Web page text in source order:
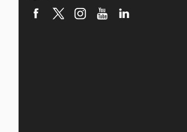
robótica FIRST 2026! (video)